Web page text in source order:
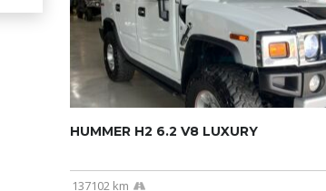
HUMMER H2 6.2 V8 LUXURY
137102 km